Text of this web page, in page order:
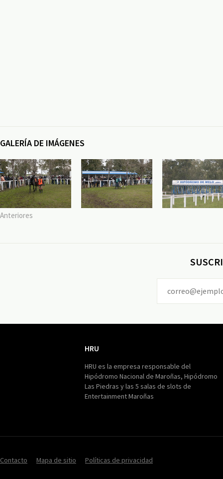
GALERÍA DE IMÁGENES
Anteriores
HRU
HRU es la empresa responsable del
Hipódromo Nacional de Maroñas, Hipódromo
Las Piedras y las 5 salas de slots de
Entertainment Maroñas
Contacto Mapa de sitio Políticas de privacidad